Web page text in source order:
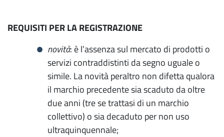
REQUISITI PER LA REGISTRAZIONE
novità: è l’assenza sul mercato di prodotti o
servizi contraddistinti da segno uguale o
simile. La novità peraltro non difetta qualora
il marchio precedente sia scaduto da oltre
due anni (tre se trattasi di un marchio
collettivo) o sia decaduto per non uso
ultraquinquennale;